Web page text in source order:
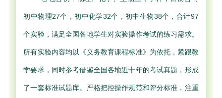
初中物理27个，初中化学32个，初中生物38个，合计97
个实验，满足全国各地学生对实验操作考试的练习需求。
所有实验内容均以《义务教育课程标准》为依托，紧跟教
学要求，同时参考借鉴全国各地近十年的考试真题，形成
了一套标准试题库。严格把控操作规范和评分标准，注重